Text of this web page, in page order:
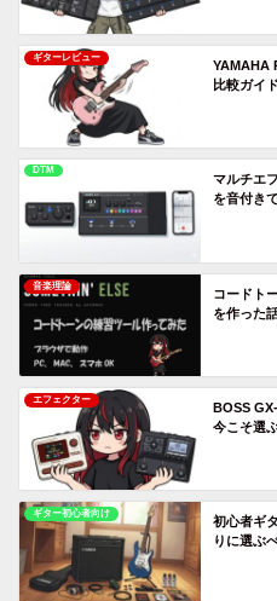
ギターレビュー
YAMAHA
比較ガイド
DTM
マルチエ
を音付き
音楽理論
コードト
を作った
エフェクター
BOSS
今こそ選
ギター初心者向け
初心者ギ
りに選ぶ